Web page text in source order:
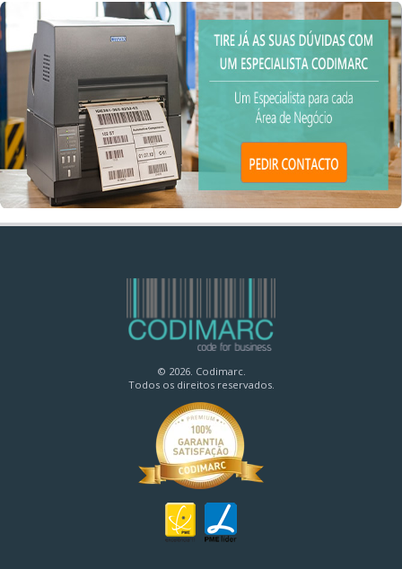
© 2026. Codimarc.
Todos os direitos reservados.